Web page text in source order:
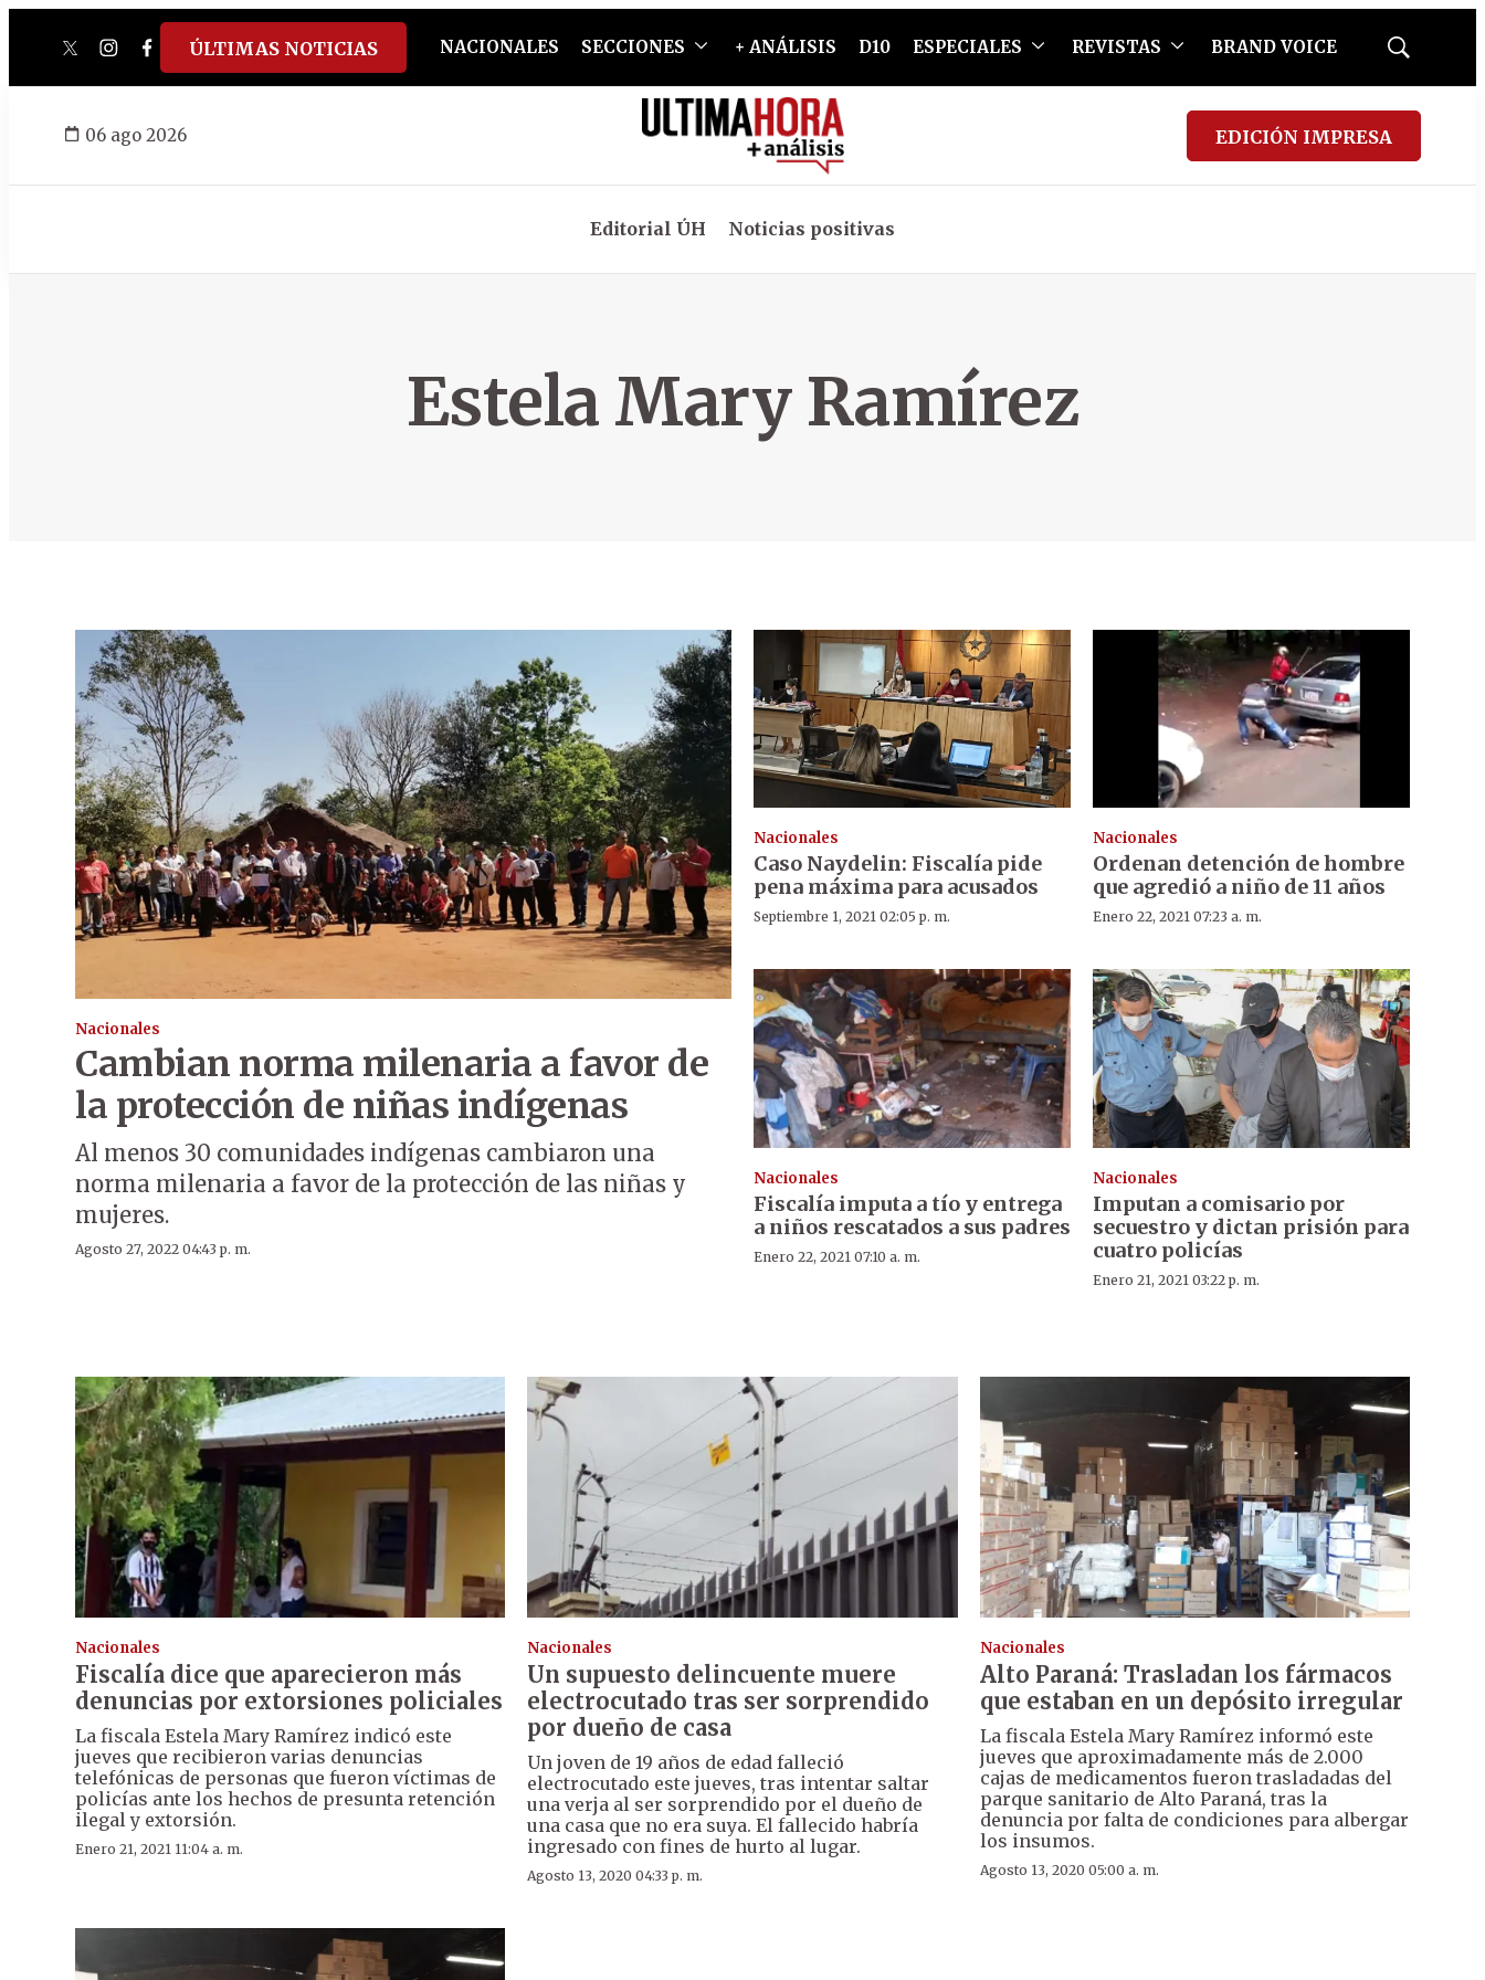
twitterinstagram
facebook
tiktokyoutube
spotify
ÚLTIMAS NOTICIAS NACIONALES SECCIONES + ANÁLISIS D10 ESPECIALES REVISTAS BRAND VOICE
Mostrar
06 ago 2026 EDICIÓN IMPRESA
Editorial ÚH Noticias positivas
Estela Mary Ramírez
Nacionales
Cambian norma milenaria a favor de
la protección de niñas indígenas
Al menos 30 comunidades indígenas cambiaron una
norma milenaria a favor de la protección de las niñas y
mujeres.
Agosto 27, 2022 04:43 p. m.
Nacionales
Caso Naydelin: Fiscalía pide
pena máxima para acusados
Septiembre 1, 2021 02:05 p. m.
Nacionales
Ordenan detención de hombre
que agredió a niño de 11 años
Enero 22, 2021 07:23 a. m.
Nacionales
Fiscalía imputa a tío y entrega
a niños rescatados a sus padres
Enero 22, 2021 07:10 a. m.
Nacionales
Imputan a comisario por
secuestro y dictan prisión para
cuatro policías
Enero 21, 2021 03:22 p. m.
Nacionales
Fiscalía dice que aparecieron más
denuncias por extorsiones policiales
La fiscala Estela Mary Ramírez indicó este
jueves que recibieron varias denuncias
telefónicas de personas que fueron víctimas de
policías ante los hechos de presunta retención
ilegal y extorsión.
Enero 21, 2021 11:04 a. m.
Nacionales
Un supuesto delincuente muere
electrocutado tras ser sorprendido
por dueño de casa
Un joven de 19 años de edad falleció
electrocutado este jueves, tras intentar saltar
una verja al ser sorprendido por el dueño de
una casa que no era suya. El fallecido habría
ingresado con fines de hurto al lugar.
Agosto 13, 2020 04:33 p. m.
Nacionales
Alto Paraná: Trasladan los fármacos
que estaban en un depósito irregular
La fiscala Estela Mary Ramírez informó este
jueves que aproximadamente más de 2.000
cajas de medicamentos fueron trasladadas del
parque sanitario de Alto Paraná, tras la
denuncia por falta de condiciones para albergar
los insumos.
Agosto 13, 2020 05:00 a. m.